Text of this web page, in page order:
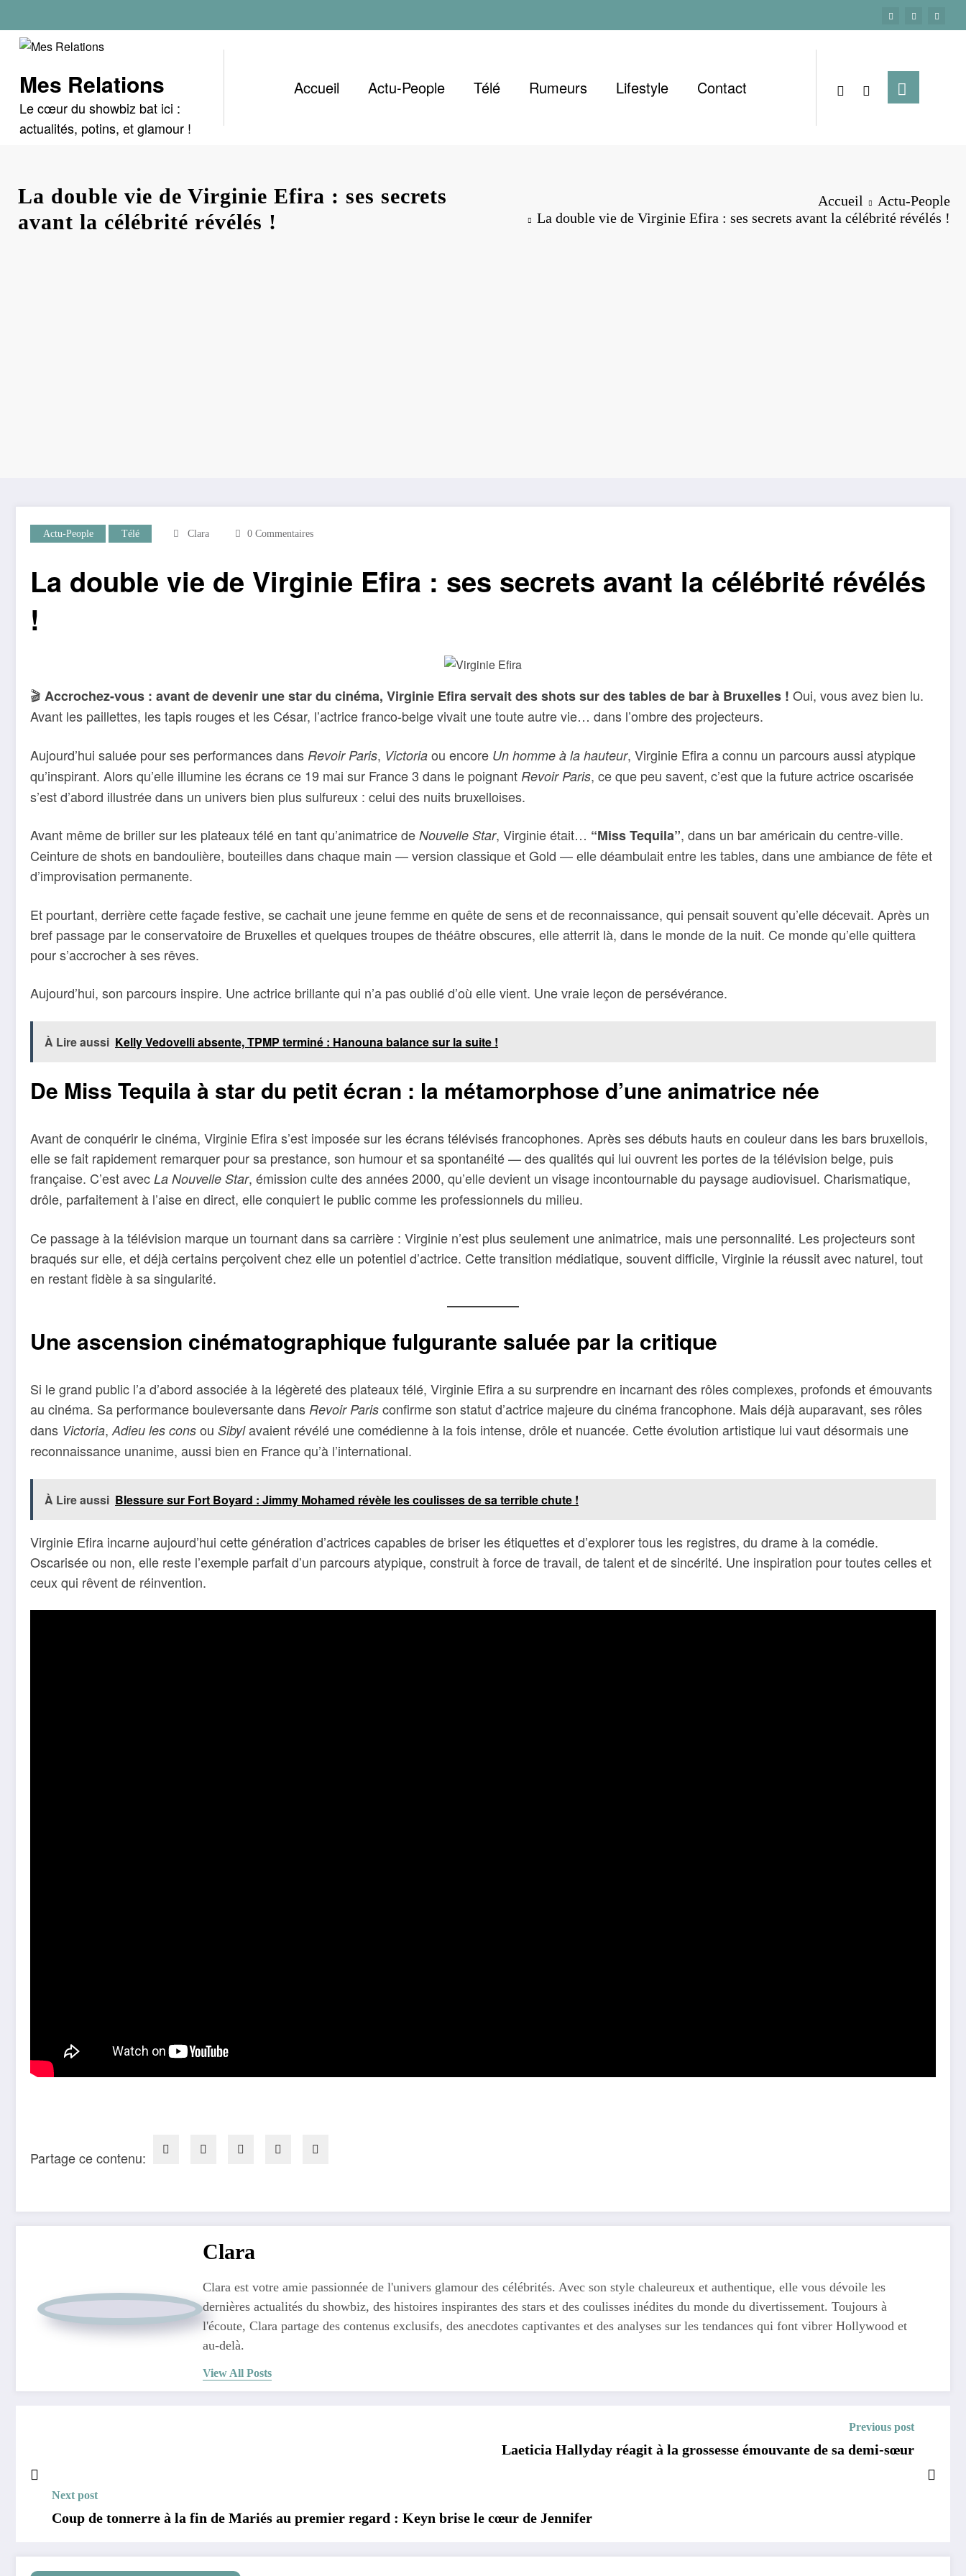
au
contenu
Mes Relations
Le cœur du showbiz bat ici :
actualités, potins, et glamour !
Accueil Actu-People Télé Rumeurs Lifestyle Contact
La double vie de Virginie Efira : ses secrets
avant la célébrité révélés !
Accueil
Actu-People
La double vie de Virginie Efira : ses secrets avant la célébrité révélés !
Actu-People Télé Clara 0 Commentaires
La double vie de Virginie Efira : ses secrets avant la célébrité révélés
!
🎬 Accrochez-vous : avant de devenir une star du cinéma, Virginie Efira servait des shots sur des tables de bar à Bruxelles ! Oui, vous avez bien lu.
Avant les paillettes, les tapis rouges et les César, l’actrice franco-belge vivait une toute autre vie… dans l’ombre des projecteurs.
Aujourd’hui saluée pour ses performances dans Revoir Paris, Victoria ou encore Un homme à la hauteur, Virginie Efira a connu un parcours aussi atypique
qu’inspirant. Alors qu’elle illumine les écrans ce 19 mai sur France 3 dans le poignant Revoir Paris, ce que peu savent, c’est que la future actrice oscarisée
s’est d’abord illustrée dans un univers bien plus sulfureux : celui des nuits bruxelloises.
Avant même de briller sur les plateaux télé en tant qu’animatrice de Nouvelle Star, Virginie était… “Miss Tequila”, dans un bar américain du centre-ville.
Ceinture de shots en bandoulière, bouteilles dans chaque main — version classique et Gold — elle déambulait entre les tables, dans une ambiance de fête et
d’improvisation permanente.
Et pourtant, derrière cette façade festive, se cachait une jeune femme en quête de sens et de reconnaissance, qui pensait souvent qu’elle décevait. Après un
bref passage par le conservatoire de Bruxelles et quelques troupes de théâtre obscures, elle atterrit là, dans le monde de la nuit. Ce monde qu’elle quittera
pour s’accrocher à ses rêves.
Aujourd’hui, son parcours inspire. Une actrice brillante qui n’a pas oublié d’où elle vient. Une vraie leçon de persévérance.
À Lire aussi Kelly Vedovelli absente, TPMP terminé : Hanouna balance sur la suite !
De Miss Tequila à star du petit écran : la métamorphose d’une animatrice née
Avant de conquérir le cinéma, Virginie Efira s’est imposée sur les écrans télévisés francophones. Après ses débuts hauts en couleur dans les bars bruxellois,
elle se fait rapidement remarquer pour sa prestance, son humour et sa spontanéité — des qualités qui lui ouvrent les portes de la télévision belge, puis
française. C’est avec La Nouvelle Star, émission culte des années 2000, qu’elle devient un visage incontournable du paysage audiovisuel. Charismatique,
drôle, parfaitement à l’aise en direct, elle conquiert le public comme les professionnels du milieu.
Ce passage à la télévision marque un tournant dans sa carrière : Virginie n’est plus seulement une animatrice, mais une personnalité. Les projecteurs sont
braqués sur elle, et déjà certains perçoivent chez elle un potentiel d’actrice. Cette transition médiatique, souvent difficile, Virginie la réussit avec naturel, tout
en restant fidèle à sa singularité.
Une ascension cinématographique fulgurante saluée par la critique
Si le grand public l’a d’abord associée à la légèreté des plateaux télé, Virginie Efira a su surprendre en incarnant des rôles complexes, profonds et émouvants
au cinéma. Sa performance bouleversante dans Revoir Paris confirme son statut d’actrice majeure du cinéma francophone. Mais déjà auparavant, ses rôles
dans Victoria, Adieu les cons ou Sibylavaient révélé une comédienne à la fois intense, drôle et nuancée. Cette évolution artistique lui vaut désormais une
reconnaissance unanime, aussi bien en France qu’à l’international.
À Lire aussi Blessure sur Fort Boyard : Jimmy Mohamed révèle les coulisses de sa terrible chute !
Virginie Efira incarne aujourd’hui cette génération d’actrices capables de briser les étiquettes et d’explorer tous les registres, du drame à la comédie.
Oscarisée ou non, elle reste l’exemple parfait d’un parcours atypique, construit à force de travail, de talent et de sincérité. Une inspiration pour toutes celles et
ceux qui rêvent de réinvention.
Partage ce contenu:
Clara
Clara est votre amie passionnée de l'univers glamour des célébrités. Avec son style chaleureux et authentique, elle vous dévoile les
dernières actualités du showbiz, des histoires inspirantes des stars et des coulisses inédites du monde du divertissement. Toujours à
l'écoute, Clara partage des contenus exclusifs, des anecdotes captivantes et des analyses sur les tendances qui font vibrer Hollywood et
au-delà.
View All Posts
Previous post
Laeticia Hallyday réagit à la grossesse émouvante de sa demi-sœur
Next post
Coup de tonnerre à la fin de Mariés au premier regard : Keyn brise le cœur de Jennifer